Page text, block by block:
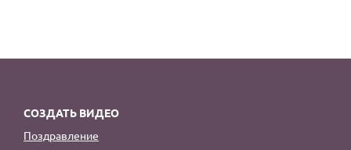
СОЗДАТЬ ВИДЕО
Поздравление